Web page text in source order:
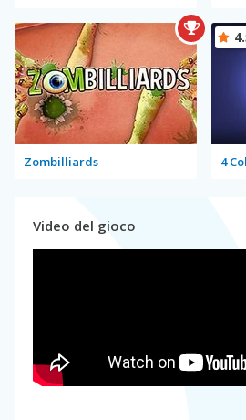
Zombilliards 4
Video del gioco